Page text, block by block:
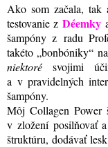
Ako som začala, tak
testovanie zDéemky
šampóny z radu
takéto „bonbóniky“
niektoré svojimi
a v pravidelných
šampóny.
Môj Collagen Power
v zložení posilňovať
štruktúru, dodávať